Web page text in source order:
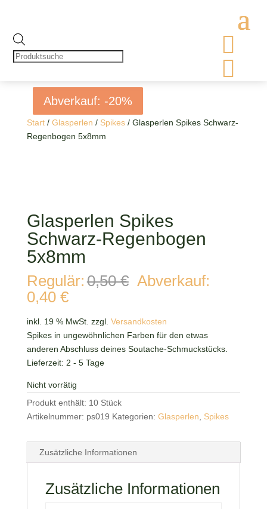
search


Start/ Glasperlen / Spikes/ Glasperlen Spikes Schwarz-
Regenbogen 5x8mm
Abverkauf: -20%
Glasperlen Spikes
Schwarz-Regenbogen
5x8mm
Regulär: 0,50€ Ursprünglicher
0,50 €
Abverkauf:
0,40 €Aktueller
ist:
0,40 €.
inkl. 19 % MwSt. zzgl. Versandkosten
Spikes in ungewöhnlichen Farben für den etwas
anderen Abschluss deines Soutache-Schmuckstücks.
Lieferzeit: 2 - 5 Tage
Nicht vorrätig
Produkt enthält: 10 Stück
Artikelnummer: ps019 Kategorien: Glasperlen, Spikes
Zusätzliche Informationen
Zusätzliche Informationen
Abverkauf: -20%
Abverkauf: -20%
Abverkauf: -20%